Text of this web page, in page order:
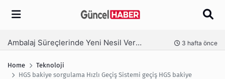
Arama
Ambalaj Süreçlerinde Yeni Nesil Verimliliği Olimpack ile Yakalayın 3 hafta önce
Home
Teknoloji
HGS bakiye sorgulama Hızlı Geçiş Sistemi geçiş HGS bakiye